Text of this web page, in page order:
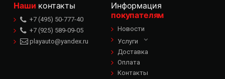
Наши контакты
+7 (495) 50-777-40
+7 (925) 589-09-05
playauto@yandex.ru
Информация
покупателям
Новости
Услуги
Доставка
Оплата
Контакты